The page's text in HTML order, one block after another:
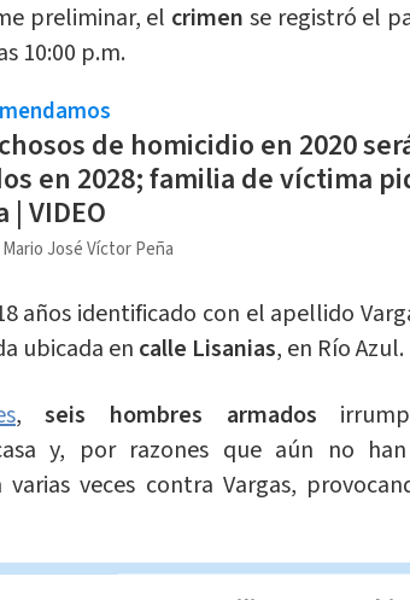
preliminar, el crimen se registró el
10:00 p.m.
de homicidio en 2020
en 2028; familia de víctima
VIDEO
Mario José Víctor Peña
años identificado con el apellido
ubicada en calle Lisanias, en Río Azul.
,seis hombres armados
y, por razones que aún no
varias veces contra Vargas,